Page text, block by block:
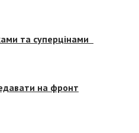
та суперцінами
на фронт